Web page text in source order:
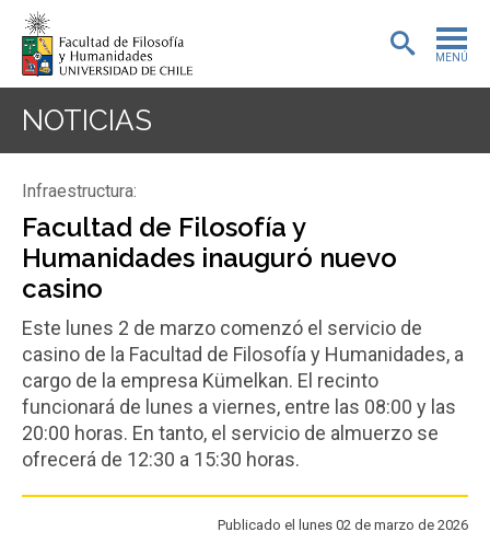
MENÚ
POSTGRADO
EXTENSIÓN
BIBLIOTECA
DEPARTAMENTOS
NOTICIAS
Infraestructura:
Facultad de Filosofía y
Humanidades inauguró nuevo
casino
Este lunes 2 de marzo comenzó el servicio de
casino de la Facultad de Filosofía y Humanidades, a
cargo de la empresa Kümelkan. El recinto
funcionará de lunes a viernes, entre las 08:00 y las
20:00 horas. En tanto, el servicio de almuerzo se
ofrecerá de 12:30 a 15:30 horas.
Publicado el lunes 02 de marzo de 2026